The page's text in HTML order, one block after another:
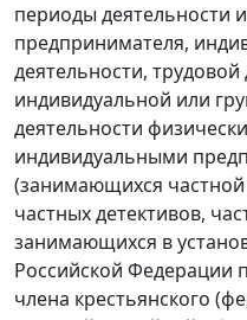
периоды деятельности
предпринимателя,
деятельности,
индивидуальной или
деятельности
индивидуальными
(занимающихся частной
частных детективов,
занимающихся в
Российской Федерации
члена крестьянского